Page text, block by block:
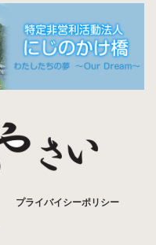
プライバイシーポリシー